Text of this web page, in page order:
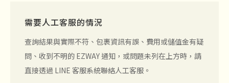
需要人工客服的情況
查詢結果與實際不符、包裹資訊有誤、費用或儲值金有疑
問、收到不明的 EZWAY 通知，或問題未列在上方時，請
直接透過 LINE 客服系統聯絡人工客服。